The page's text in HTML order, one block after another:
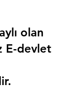
olan
E-devlet